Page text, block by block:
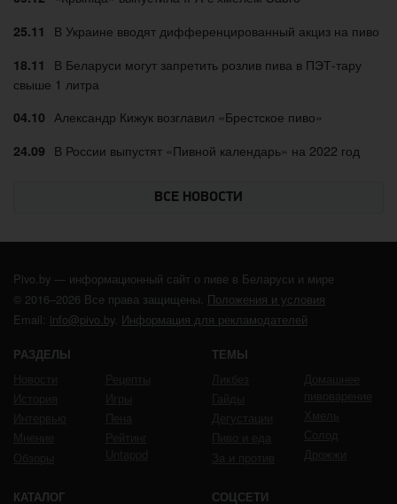
25.11 В Украине вводят дифференцированный акциз на пиво
18.11
В Беларуси могут запретить розлив пива в ПЭТ-тару
свыше 1 литра
04.10 Александр Кижук возглавил «Брестское пиво»
24.09 В России выпустят «Пивной календарь» на 2022 год
ВСЕ НОВОСТИ
Pivo.by — информационный сайт о пиве в Беларуси и мире
© 2016–2026 Все права защищены. Положения и условия
Email: info@pivo.by. Информация для рекламодателей
РАЗДЕЛЫ ТЕМЫ
КАТАЛОГ СОЦСЕТИ